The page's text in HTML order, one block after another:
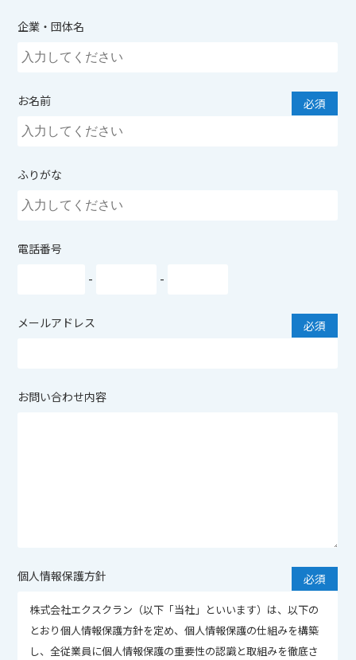
企業・団体名
お名前
ふりがな
電話番号
- -
メールアドレス
お問い合わせ内容
個人情報保護方針
株式会社エクスクラン（以下「当社」といいます）は、以下の
とおり個人情報保護方針を定め、個人情報保護の仕組みを構築
し、全従業員に個人情報保護の重要性の認識と取組みを徹底さ